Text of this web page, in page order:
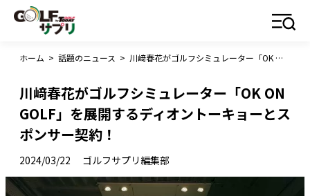
ホーム > 話題のニュース > 川﨑春花がゴルフシミュレーター「OK ON GOLF」を展開するディオントーキョーとスポンサー契約！
川﨑春花がゴルフシミュレーター「OK ON
GOLF」を展開するディオントーキョーとス
ポンサー契約！
2024/03/22 ゴルフサプリ編集部